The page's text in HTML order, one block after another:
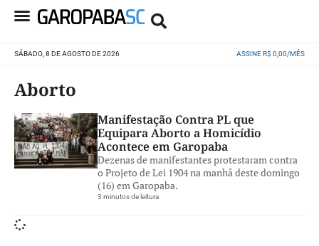
SÁBADO, 8 DE AGOSTO DE 2026 ASSINE R$ 0,00/MÊS
Aborto
Manifestação Contra PL que
Equipara Aborto a Homicídio
Acontece em Garopaba
Dezenas de manifestantes protestaram contra
o Projeto de Lei 1904 na manhã deste domingo
(16) em Garopaba.
3 minutos de leitura